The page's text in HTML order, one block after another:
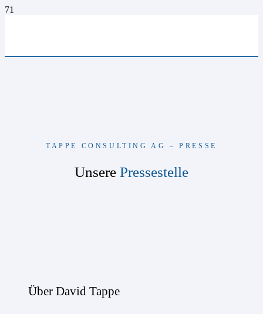
TAPPE CONSULTING AG – PRESSE
Unsere Pressestelle
Über David Tappe